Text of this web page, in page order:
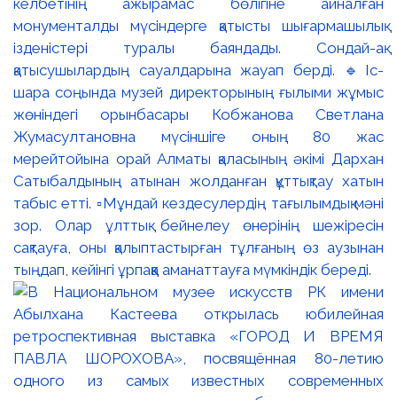
келбетінің ажырамас бөлігіне айналған
монументалды мүсіндерге қатысты шығармашылық
ізденістері туралы баяндады. Сондай-ақ
қатысушылардың сауалдарына жауап берді. 🔹Іс-
шара соңында музей директорының ғылыми жұмыс
жөніндегі орынбасары Кобжанова Светлана
Жумасултановна мүсіншіге оның 80 жас
мерейтойына орай Алматы қаласының әкімі Дархан
Сатыбалдының атынан жолданған құттықтау хатын
табыс етті. ▫️Мұндай кездесулердің тағылымдық мәні
зор. Олар ұлттық бейнелеу өнерінің шежіресін
сақтауға, оны қалыптастырған тұлғаның өз аузынан
тыңдап, кейінгі ұрпаққа аманаттауға мүмкіндік береді.